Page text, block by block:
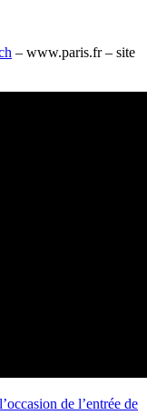
– www.paris.fr – site
de l’entrée de